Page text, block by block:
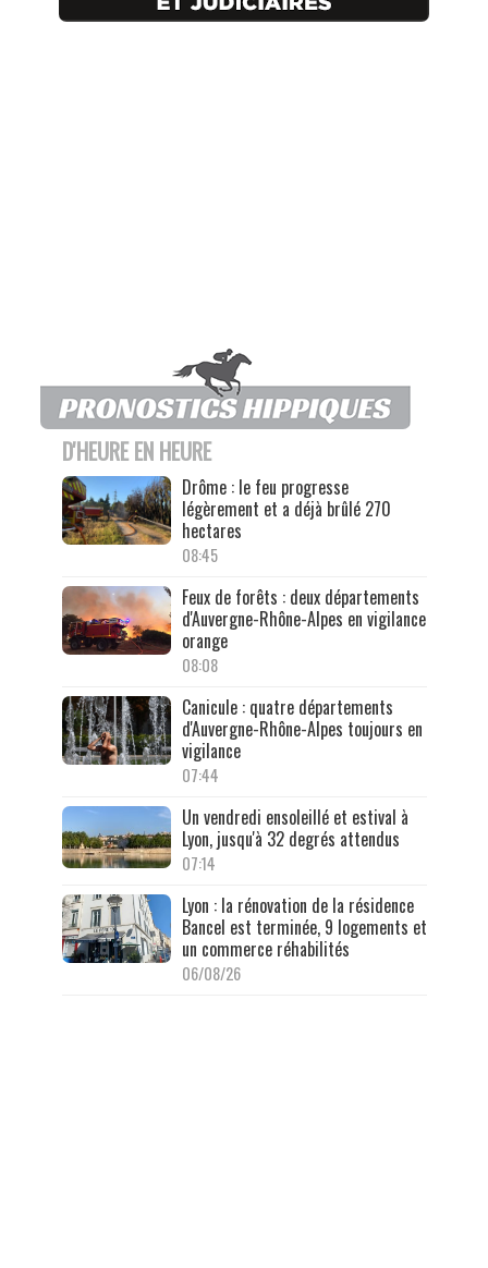
D'HEURE EN HEURE
Drôme : le feu progresse
légèrement et a déjà brûlé 270
hectares
08:45
Feux de forêts : deux départements
d'Auvergne-Rhône-Alpes en vigilance
orange
08:08
Canicule : quatre départements
d'Auvergne-Rhône-Alpes toujours en
vigilance
07:44
Un vendredi ensoleillé et estival à
Lyon, jusqu'à 32 degrés attendus
07:14
Lyon : la rénovation de la résidence
Bancel est terminée, 9 logements et
un commerce réhabilités
06/08/26